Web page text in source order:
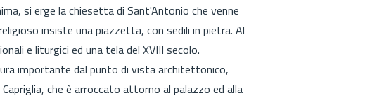
si erge la chiesetta di Sant'Antonio che venne
insiste una piazzetta, con sedili in pietra. Al
e liturgici ed una tela del XVIII secolo.
importante dal punto di vista architettonico,
che è arroccato attorno al palazzo ed alla